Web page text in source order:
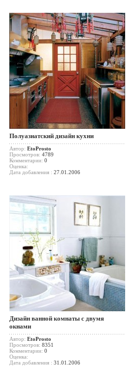
Полуазиатский дизайн кухни
Автор: EtoProsto
Просмотров: 4789
Комментарии: 0
Оценка:
Дата добавления : 27.01.2006
Дизайн ванной комнаты с двумя
окнами
Автор: EtoProsto
Просмотров: 8351
Комментарии: 0
Оценка:
Дата добавления : 31.01.2006